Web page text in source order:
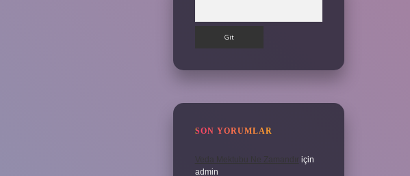
SON YORUMLAR
Veda Mektubu Ne Zamandır için
admin